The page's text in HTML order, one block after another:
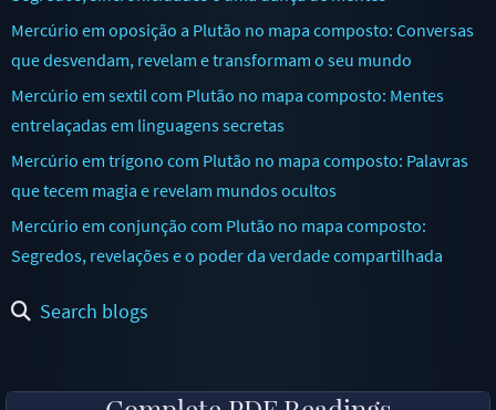
Mercúrio em oposição a Plutão no mapa composto: Conversas
que desvendam, revelam e transformam o seu mundo
Mercúrio em sextil com Plutão no mapa composto: Mentes
entrelaçadas em linguagens secretas
Mercúrio em trígono com Plutão no mapa composto: Palavras
que tecem magia e revelam mundos ocultos
Mercúrio em conjunção com Plutão no mapa composto:
Segredos, revelações e o poder da verdade compartilhada
Search blogs